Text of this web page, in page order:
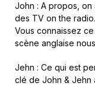
John : A propos, on
des TV on the
Vous connaissez
scène anglaise
Jehn : Ce qui est
clé de John & Jehn